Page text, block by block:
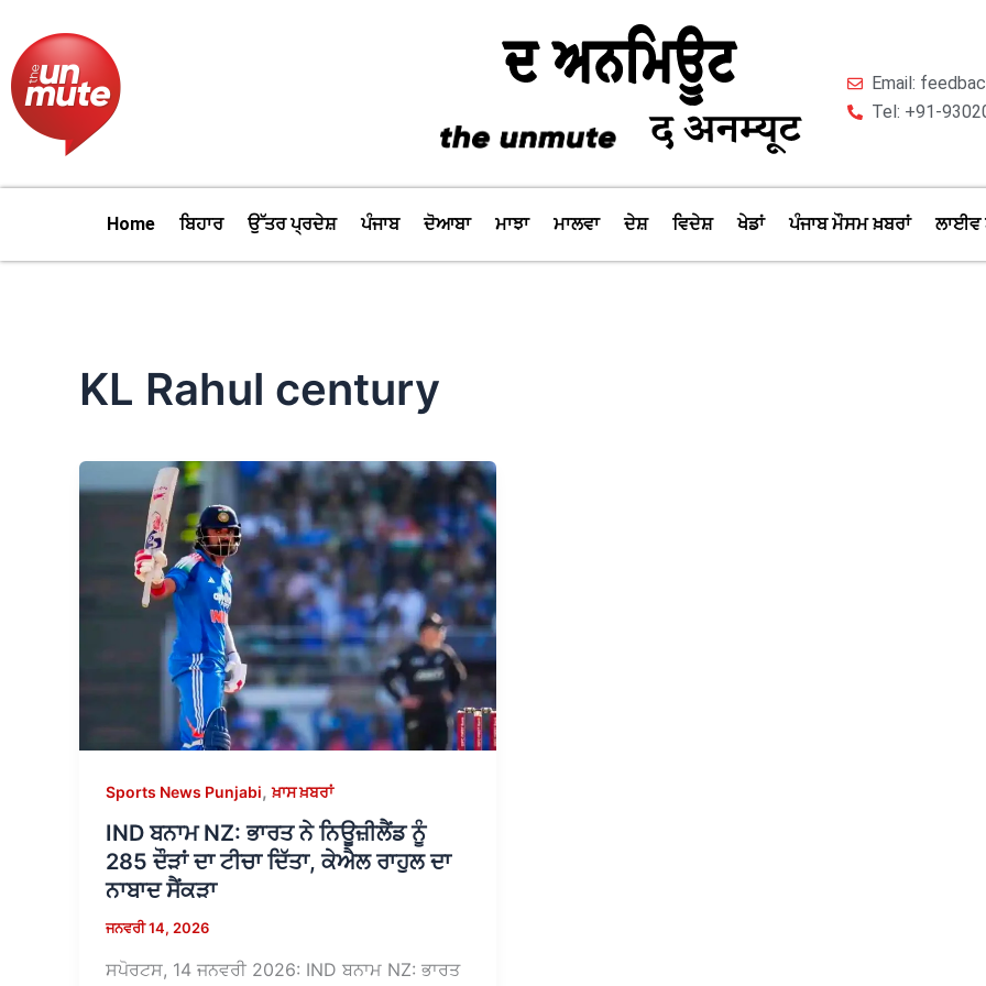
content
Email:
Tel: +91-
Home ਬਿਹਾਰ ਉੱਤਰ ਪ੍ਰਦੇਸ਼ ਪੰਜਾਬ ਦੋਆਬਾ ਮਾਝਾ ਮਾਲਵਾ ਦੇਸ਼ ਵਿਦੇਸ਼ ਖੇਡਾਂ ਪੰਜਾਬ ਮੌਸਮ ਖ਼ਬਰਾਂ ਲਾਈਵ
KL Rahul century
Sports News Punjabi,ਖ਼ਾਸ ਖ਼ਬਰਾਂ
IND ਬਨਾਮ NZ: ਭਾਰਤ ਨੇ ਨਿਊਜ਼ੀਲੈਂਡ ਨੂੰ
285 ਦੌੜਾਂ ਦਾ ਟੀਚਾ ਦਿੱਤਾ, ਕੇਐਲ ਰਾਹੁਲ ਦਾ
ਨਾਬਾਦ ਸੈਂਕੜਾ
ਜਨਵਰੀ 14, 2026
ਸਪੋਰਟਸ, 14 ਜਨਵਰੀ 2026: IND ਬਨਾਮ NZ: ਭਾਰਤ